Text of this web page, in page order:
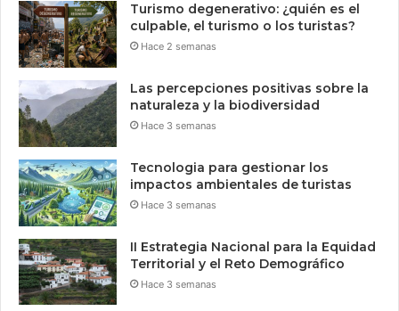
Turismo degenerativo: ¿quién es el
culpable, el turismo o los turistas?
Hace 2 semanas
Las percepciones positivas sobre la
naturaleza y la biodiversidad
Hace 3 semanas
Tecnologia para gestionar los
impactos ambientales de turistas
Hace 3 semanas
II Estrategia Nacional para la Equidad
Territorial y el Reto Demográfico
Hace 3 semanas